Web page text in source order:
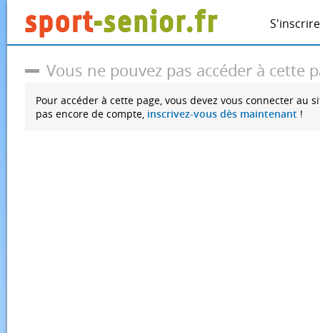
S'inscrire
Vous ne pouvez pas accéder à cette
Pour accéder à cette page, vous devez vous connecter au
pas encore de compte, inscrivez-vous dès maintenant !